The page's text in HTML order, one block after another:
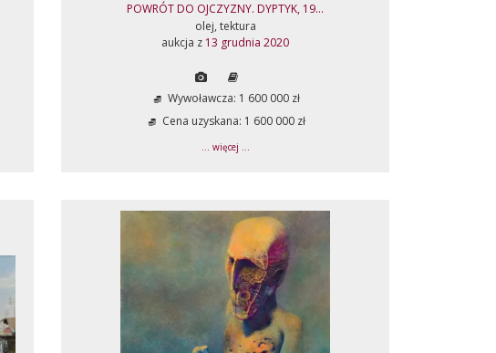
POWRÓT DO OJCZYZNY. DYPTYK, 19...
olej, tektura
aukcja z 13 grudnia 2020
Wywoławcza: 1 600 000 zł
Cena uzyskana: 1 600 000 zł
... więcej ...